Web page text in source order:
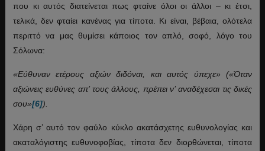
που κι αυτός διατείνεται πως φταίνε όλοι οι άλλοι – κι έτσι,
τελικά, δεν φταίει κανένας για τίποτα. Κι είναι, βέβαια, ολότελα
περιττό να μας θυμίσει κάποιος τον απλό, σοφό, λόγο του
Σόλωνα:
«Εύθυναν ετέρους αξιών διδόναι, και αυτός ύπεχε» («Όταν
αξιώνεις ευθύνες απ’ τους άλλους, πρέπει ν’ αναδέχεσαι τις δικές
σου»[6]).
Χάρη σ’ αυτό τον φαύλο κύκλο ακατάσχετης ευθυνολογίας και
ακαταλόγιστης ευθυνοφοβίας, τίποτα δεν διορθώνεται, τίποτα